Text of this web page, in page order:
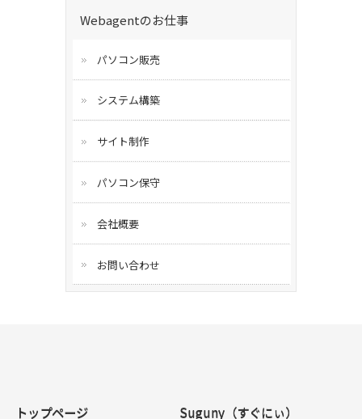
Webagentのお仕事
パソコン販売
システム構築
サイト制作
パソコン保守
会社概要
お問い合わせ
トップページ Suguny（すぐにぃ）